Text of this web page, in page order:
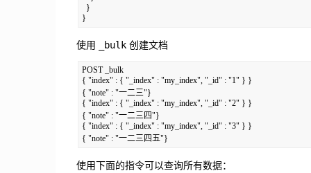
  }
使用 _bulk创建文档
POST _bulk
{ "index" : { "_index" : "my_index", "_id" : "1" } }
{ "note" : "一二三"}
{ "index" : { "_index" : "my_index", "_id" : "2" } }
{ "note" : "一二三四"}
{ "index" : { "_index" : "my_index", "_id" : "3" } }
使用下面的指令可以查询所有数据：